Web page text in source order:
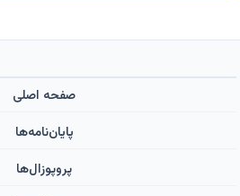
صفحه اصلی
پایان‌نامه‌ها
پروپوزال‌ها